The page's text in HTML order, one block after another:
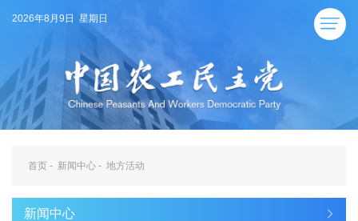
2026年8月9日 星期日
首页 - 新闻中心 - 地方活动
新闻中心